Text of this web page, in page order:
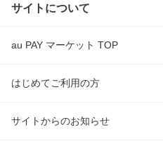
サイトについて
au PAY マーケット TOP
はじめてご利用の方
サイトからのお知らせ